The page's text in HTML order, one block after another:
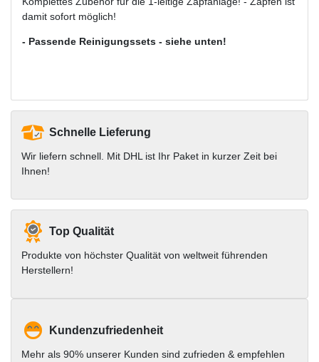
damit sofort möglich!
- Passende Reinigungssets - siehe unten!
Schnelle Lieferung
Wir liefern schnell. Mit DHL ist Ihr Paket in kurzer Zeit bei
Ihnen!
Top Qualität
Produkte von höchster Qualität von weltweit führenden
Herstellern!
Kundenzufriedenheit
Mehr als 90% unserer Kunden sind zufrieden & empfehlen